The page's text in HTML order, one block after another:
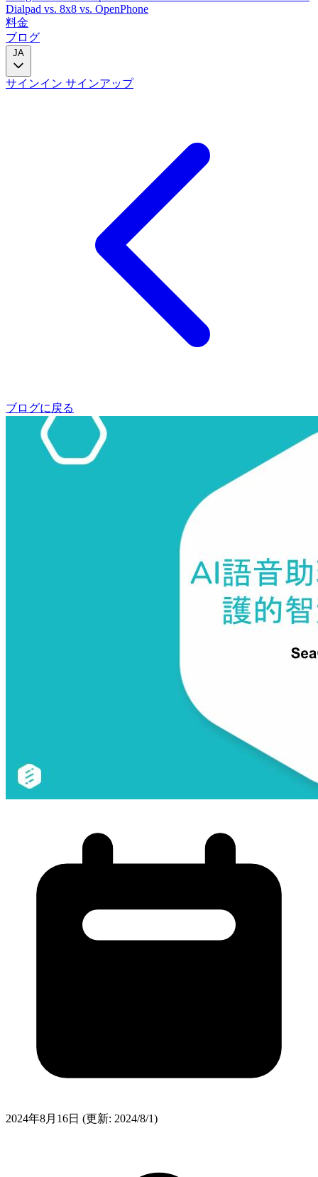
Dialpad vs. 8x8 vs. OpenPhone
料金
ブログ
JA
サインイン サインアップ
ブログに戻る
2024年8月16日 (更新: 2024/8/1)